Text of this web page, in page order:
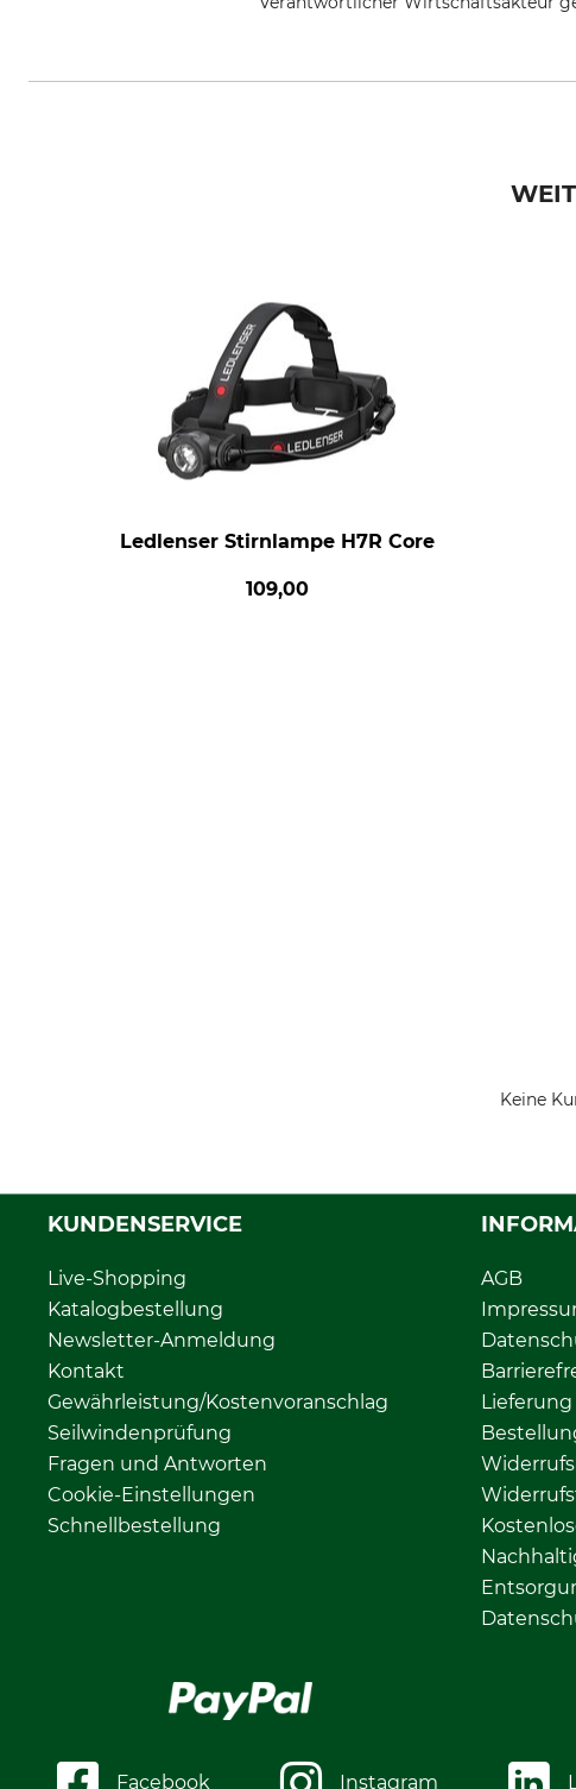
Ledlenser Stirnlampe H7R Core
109,00
Keine
KUNDENSERVICE
Live-Shopping
Katalogbestellung
Newsletter-Anmeldung
Kontakt
Gewährleistung/Kostenvoranschlag
Seilwindenprüfung
Fragen und Antworten
Cookie-Einstellungen
Schnellbestellung
AGB
Lieferung
Facebook Instagram